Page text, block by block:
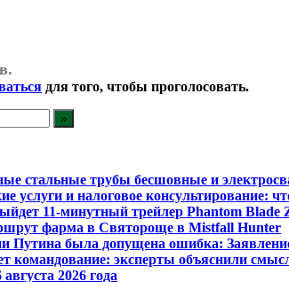
для того, чтобы проголосовать.
стальные трубы бесшовные и
услуги и налоговое консультирование:
11-минутный трейлер Phantom Blade
фарма в Святороще в Mistfall Hunter
Путина была допущена ошибка:
командование: эксперты объяснили
2026 года